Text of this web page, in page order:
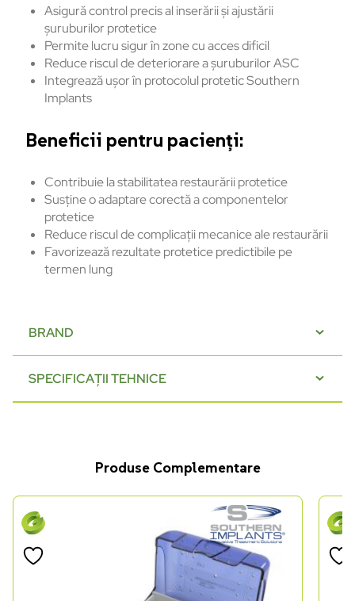
Asigură control precis al inserării și ajustării
șuruburilor protetice
Permite lucru sigur în zone cu acces dificil
Reduce riscul de deteriorare a șuruburilor ASC
Integrează ușor în protocolul protetic Southern
Implants
Beneficii pentru pacienți:
Contribuie la stabilitatea restaurării protetice
Susține o adaptare corectă a componentelor
protetice
Reduce riscul de complicații mecanice ale restaurării
Favorizează rezultate protetice predictibile pe
termen lung
BRAND
SPECIFICAȚII TEHNICE
Produse Complementare